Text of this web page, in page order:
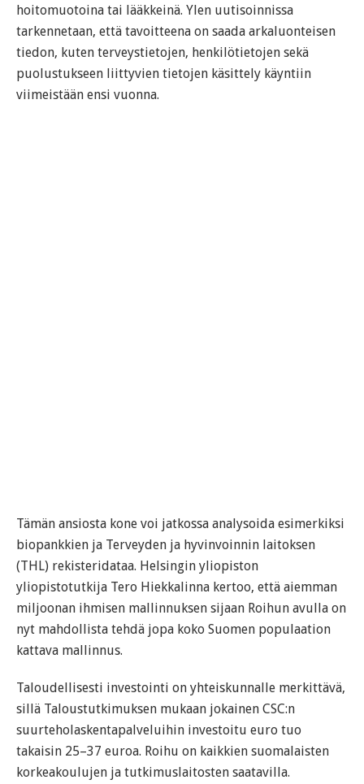
hoitomuotoina tai lääkkeinä. Ylen uutisoinnissa
tarkennetaan, että tavoitteena on saada arkaluonteisen
tiedon, kuten terveystietojen, henkilötietojen sekä
puolustukseen liittyvien tietojen käsittely käyntiin
viimeistään ensi vuonna.
Tämän ansiosta kone voi jatkossa analysoida esimerkiksi
biopankkien ja Terveyden ja hyvinvoinnin laitoksen
(THL) rekisteridataa. Helsingin yliopiston
yliopistotutkija Tero Hiekkalinna kertoo, että aiemman
miljoonan ihmisen mallinnuksen sijaan Roihun avulla on
nyt mahdollista tehdä jopa koko Suomen populaation
kattava mallinnus.
Taloudellisesti investointi on yhteiskunnalle merkittävä,
sillä Taloustutkimuksen mukaan jokainen CSC:n
suurteholaskentapalveluihin investoitu euro tuo
takaisin 25–37 euroa. Roihu on kaikkien suomalaisten
korkeakoulujen ja tutkimuslaitosten saatavilla.